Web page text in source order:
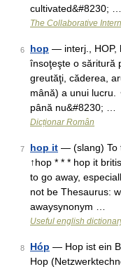
cultivated&#8230; …
The Collaborative
6 hop — interj., HOP,
însoţeşte o săritură
greutăţi, căderea,
mână) a unui lucru.
până nu&#8230; …
Dicționar Român
7 hop it — (slang) To
↑hop * * * hop it
to go away,
not be Thesaurus:
awaysynonym …
Useful english
8 Hóp — Hop ist ein
Hop